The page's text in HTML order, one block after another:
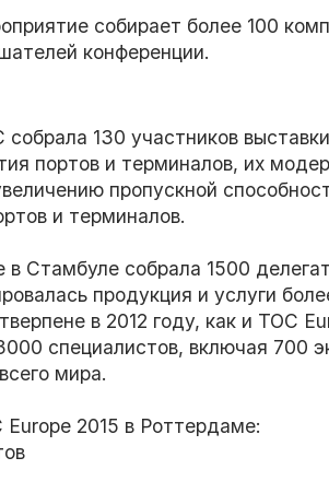
собирает более 100
конференции.
собрала 130 участников
портов и терминалов, их
пропускной
и терминалов.
в Стамбуле собрала 1500
продукция и услуги
в 2012 году, как и TOC
специалистов, включая 700
мира.
Europe 2015 в Роттердаме: